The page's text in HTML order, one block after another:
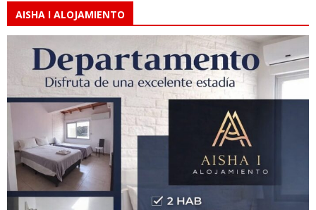
AISHA I ALOJAMIENTO